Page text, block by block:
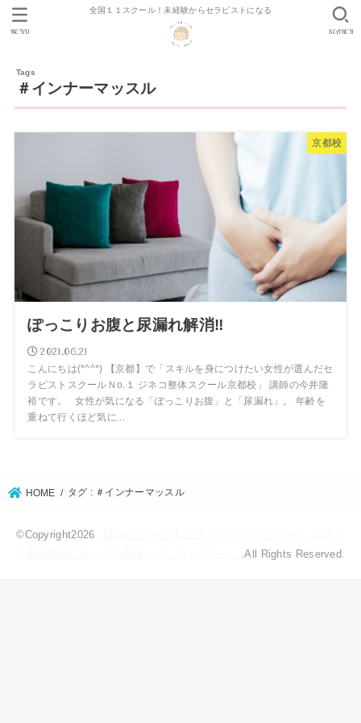
全国１１スクール！未経験からセラピストになる
SEARCH
MENU
＃インナーマッスル
京都校
ぽっこりお腹と尿漏れ解消‼
2021.06.21
こんにちは(*^^*) 【京都】で「スキルを身につけたい女性が選んだセ
ラピストスクールＮо.１ ジネコ整体スクール京都校」 講師の今井隆
裕です。 女性が気になる「ぽっこりお腹」と「尿漏れ」。 年齢を
重ねて行くほど気に...
HOME タグ : ＃インナーマッスル
©Copyright2026
.All Rights Reserved.